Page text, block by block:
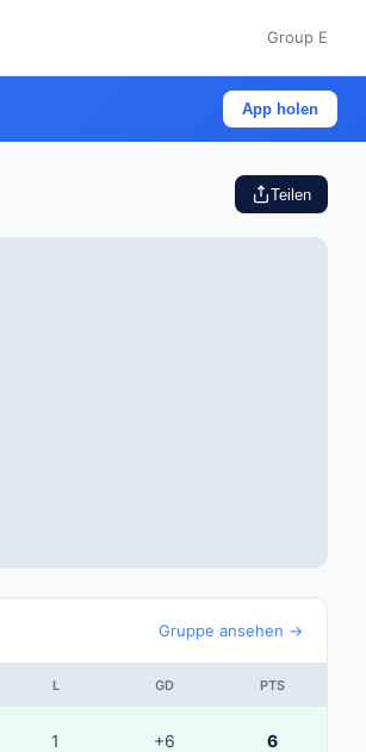
Group E
App holen
Teilen
Gruppe ansehen →
L GD PTS
1 +6 6